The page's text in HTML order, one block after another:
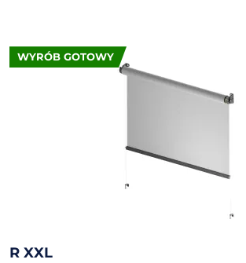
WYRÓB GOTOWY
R XXL